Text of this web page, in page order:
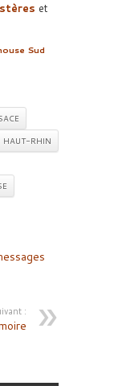
et
Sud
HAUT-RHIN
: